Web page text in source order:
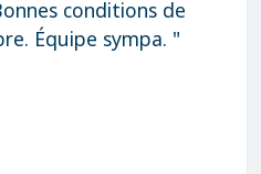
conditions de
Équipe sympa. "